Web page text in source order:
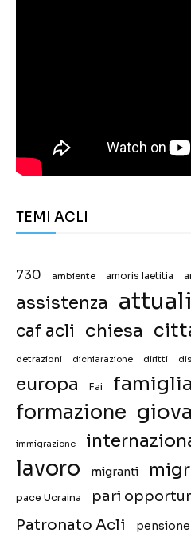
TEMI ACLI
730 ambiente amoris laetitia
assistenza
caf acli chiesa
detrazioni dichiarazione diritti
europa Fai famiglia
formazione
immigrazione
lavoro migranti
pace Ucraina pari
Patronato Acli pensione